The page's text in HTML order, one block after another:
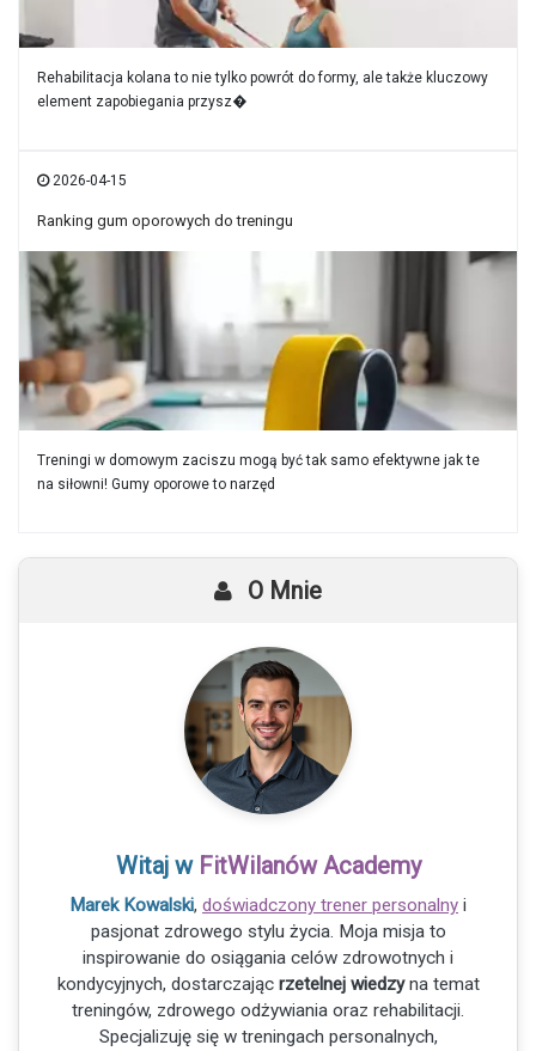
O Mnie
Witaj w FitWilanów Academy
Marek Kowalski, doświadczony trener personalny i
pasjonat zdrowego stylu życia. Moja misja to
inspirowanie do osiągania celów zdrowotnych i
kondycyjnych, dostarczając rzetelnej wiedzyna temat
treningów, zdrowego odżywiania oraz rehabilitacji.
Specjalizuję się w treningach personalnych,
Rehabilitacja kolana to nie tylko powrót do formy, ale także kluczowy
element zapobiegania przysz�
2026-04-15
Ranking gum oporowych do treningu
Treningi w domowym zaciszu mogą być tak samo efektywne jak te
na siłowni! Gumy oporowe to narzęd